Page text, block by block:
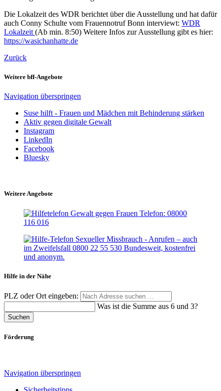
Die Lokalzeit des WDR berichtet über die Ausstellung und hat dafür
auch Conny Schulte vom Frauennotruf Bonn interviewt: WDR
Lokalzeit (Ab min. 8:50) Weitere Infos zur Ausstellung gibt es hier:
https://wasichanhatte.de
Zurück
Weitere bff-Angebote
Navigation überspringen
Suse hilft - Frauen und Mädchen mit Behinderung stärken
Aktiv gegen digitale Gewalt
Instagram
LinkedIn
Facebook
Bluesky
Weitere Angebote
Hilfe in der Nähe
PLZ oder Ort eingeben:
Was ist die Summe aus 6 und 3?
Suchen
Förderung
Navigation überspringen